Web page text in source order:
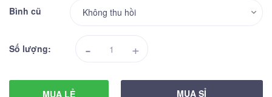
Bình cũ
Số lượng: - +
MUA LẺ MUA SỈ